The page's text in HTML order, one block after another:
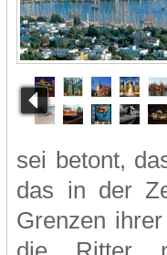
sei betont,
das in der
Grenzen